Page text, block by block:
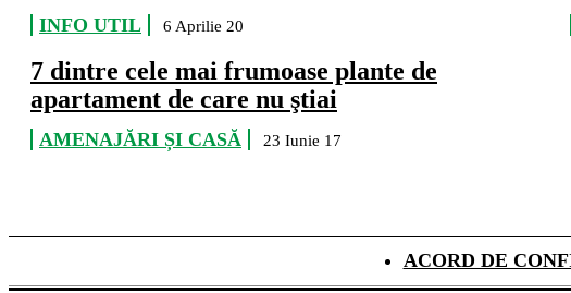
INFO UTIL 6 Aprilie 20
7 dintre cele mai frumoase plante de
apartament de care nu ştiai
AMENAJĂRI ȘI CASĂ 23 Iunie 17
ACORD DE